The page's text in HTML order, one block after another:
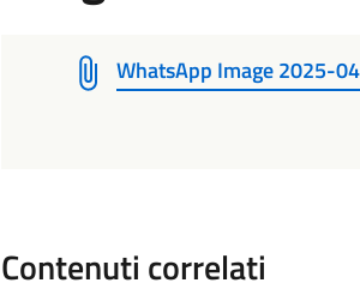
WhatsApp Image 2025-
Contenuti correlati